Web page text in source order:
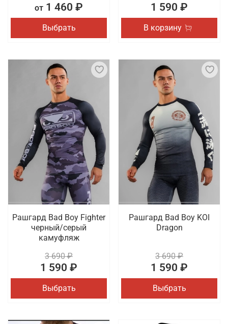
от 1 460 ₽
Выбрать
1 590 ₽
В корзину
Рашгард Bad Boy Fighter
черный/серый
камуфляж
3 690 ₽
1 590 ₽
Выбрать
Рашгард Bad Boy KOI
Dragon
3 690 ₽
1 590 ₽
Выбрать